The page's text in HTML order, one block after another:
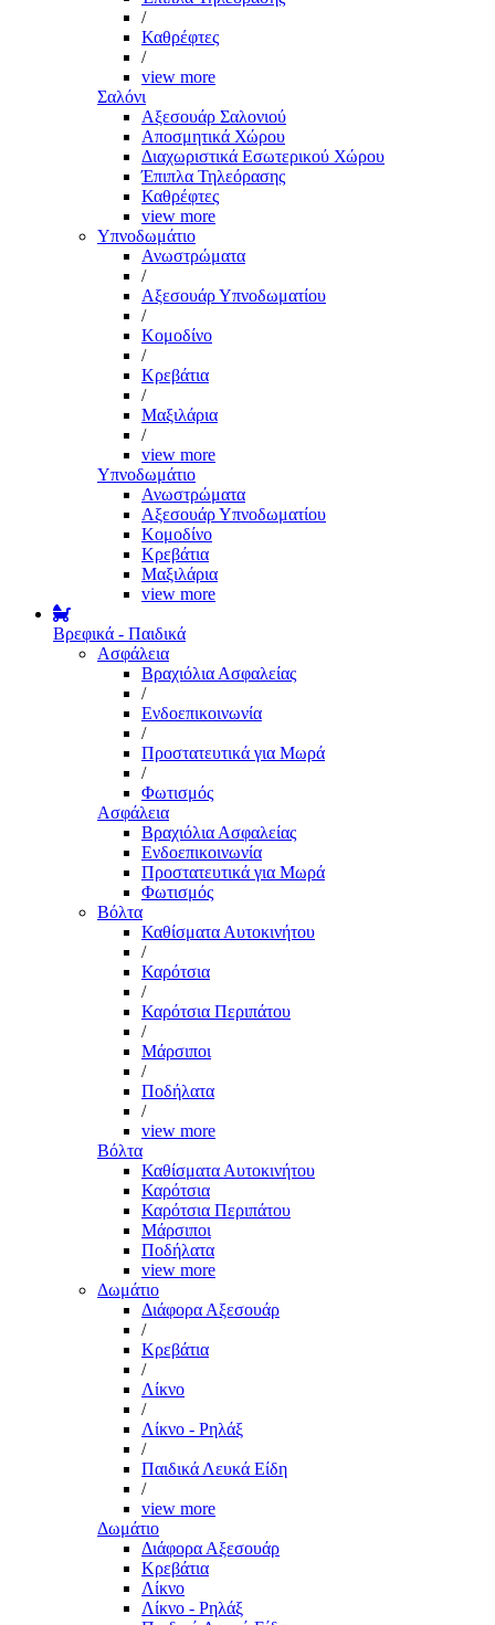
/
Καθρέφτες
/
view more
Σαλόνι
Αξεσουάρ Σαλονιού
Αποσμητικά Χώρου
Διαχωριστικά Εσωτερικού Χώρου
Έπιπλα Τηλεόρασης
Καθρέφτες
view more
Υπνοδωμάτιο
Ανωστρώματα
/
Αξεσουάρ Υπνοδωματίου
/
Κομοδίνο
/
Κρεβάτια
/
Μαξιλάρια
/
view more
Υπνοδωμάτιο
Ανωστρώματα
Αξεσουάρ Υπνοδωματίου
Κομοδίνο
Κρεβάτια
Μαξιλάρια
view more
Βρεφικά - Παιδικά
Ασφάλεια
Βραχιόλια Ασφαλείας
/
Ενδοεπικοινωνία
/
Προστατευτικά για Μωρά
/
Φωτισμός
Ασφάλεια
Βραχιόλια Ασφαλείας
Ενδοεπικοινωνία
Προστατευτικά για Μωρά
Φωτισμός
Βόλτα
Καθίσματα Αυτοκινήτου
/
Καρότσια
/
Καρότσια Περιπάτου
/
Μάρσιποι
/
Ποδήλατα
/
view more
Βόλτα
Καθίσματα Αυτοκινήτου
Καρότσια
Καρότσια Περιπάτου
Μάρσιποι
Ποδήλατα
view more
Δωμάτιο
Διάφορα Αξεσουάρ
/
Κρεβάτια
/
Λίκνο
/
Λίκνο - Ρηλάξ
/
Παιδικά Λευκά Είδη
/
view more
Δωμάτιο
Διάφορα Αξεσουάρ
Κρεβάτια
Λίκνο
Λίκνο - Ρηλάξ